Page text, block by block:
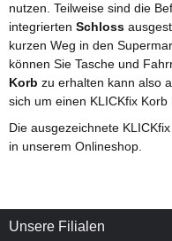
nutzen. Teilweise sind die
integrierten Schloss
kurzen Weg in den
können Sie Tasche und
Korb zu erhalten kann also
sich um einen KLICKfix Korb
Die ausgezeichnete
in unserem Onlineshop.
Unsere Filialen